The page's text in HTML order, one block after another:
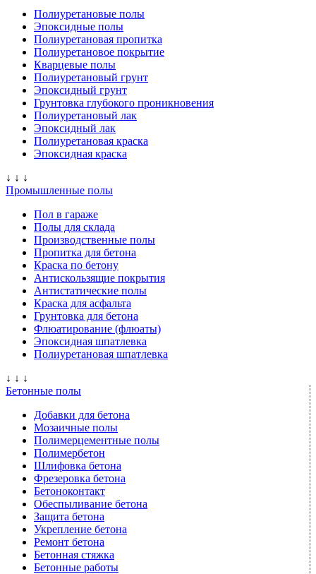
Полиуретановые полы
Эпоксидные полы
Полиуретановая пропитка
Полиуретановое покрытие
Кварцевые полы
Полиуретановый грунт
Эпоксидный грунт
Грунтовка глубокого проникновения
Полиуретановый лак
Эпоксидный лак
Полиуретановая краска
Эпоксидная краска
↓ ↓ ↓
Промышленные полы
Пол в гараже
Полы для склада
Производственные полы
Пропитка для бетона
Краска по бетону
Антискользящие покрытия
Антистатические полы
Краска для асфальта
Грунтовка для бетона
Флюатирование (флюаты)
Эпоксидная шпатлевка
Полиуретановая шпатлевка
↓ ↓ ↓
Бетонные полы
Добавки для бетона
Мозаичные полы
Полимерцементные полы
Полимербетон
Шлифовка бетона
Фрезеровка бетона
Бетоноконтакт
Обеспыливание бетона
Защита бетона
Укрепление бетона
Ремонт бетона
Бетонная стяжка
Бетонные работы